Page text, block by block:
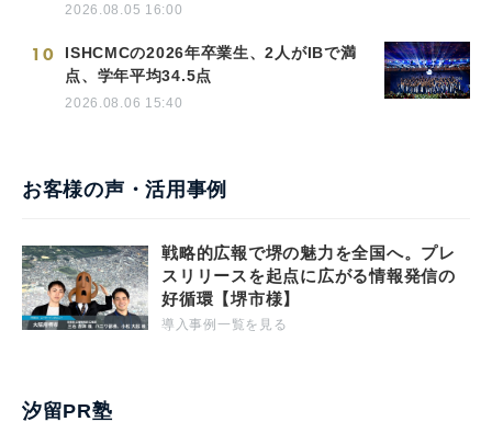
2026.08.05 16:00
10
ISHCMCの2026年卒業生、2人がIBで満
点、学年平均34.5点
2026.08.06 15:40
お客様の声・活用事例
戦略的広報で堺の魅力を全国へ。プレ
スリリースを起点に広がる情報発信の
好循環【堺市様】
導入事例一覧を見る
汐留PR塾